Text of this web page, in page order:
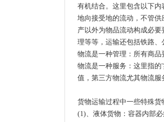
有机结合。这里包含以下
地向接受地的流动，不管
产以外为物品流动构成必
理等等，运输还包括铁路、
物流是一种管理：所有商品
物流是一种服务：这里指
值，第三方物流尤其物流服
货物运输过程中一些特殊货
(1)、液体货物：容器内部